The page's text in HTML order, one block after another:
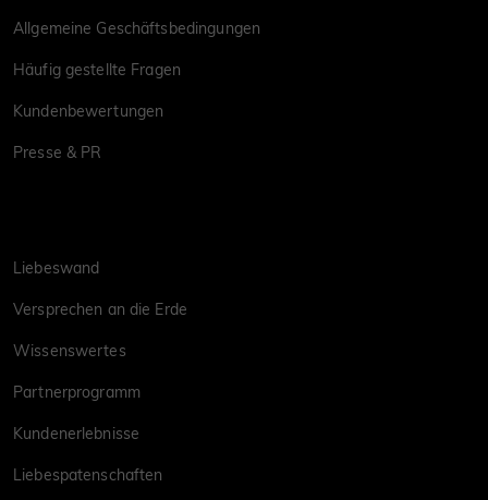
Allgemeine Geschäftsbedingungen
Häufig gestellte Fragen
Kundenbewertungen
Presse & PR
Liebeswand
Versprechen an die Erde
Wissenswertes
Partnerprogramm
Kundenerlebnisse
Liebespatenschaften